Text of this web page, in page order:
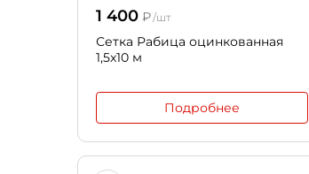
1 400 ₽/шт
Сетка Рабица оцинкованная
1,5x10 м
Подробнее